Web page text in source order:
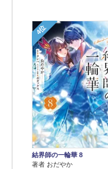
4位
結界師の一輪華 8
著者 おだやか